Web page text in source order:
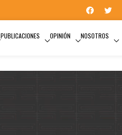
PUBLICACIONES OPINIÓN NOSOTROS